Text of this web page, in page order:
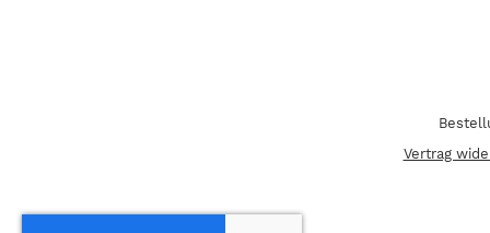
Vertrag